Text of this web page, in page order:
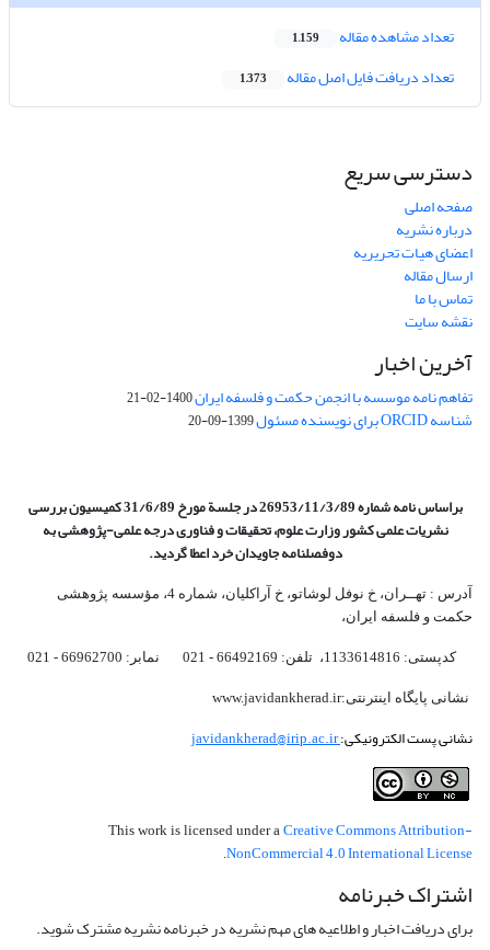
تعداد مشاهده مقاله 1,159
تعداد دریافت فایل اصل مقاله 1,373
دسترسی سریع
صفحه اصلی
درباره نشریه
اعضای هیات تحریریه
ارسال مقاله
تماس با ما
نقشه سایت
آخرین اخبار
تفاهم نامه موسسه با انجمن حکمت و فلسفه ایران1400-02-21
شناسه ORCID برای نویسنده مسئول 1399-09-20
براساس نامه شماره 26953/11/3/89 در جلسة مورخ 31/6/89 کمیسیون
بررسی
نشریات علمی کشور وزارت علوم، تحقیقات و فناوری درجه علمی‌-پژوهشیبه
دوفصلنامه جاویدان خرد اعطا گردید.
آدرس : تهــران، خ نوفل لوشاتو، خ آراکلیان، شماره 4،‌ مؤسسه پژوهشی
حکمت و فلسفه ایران،‌
کدپستی: 1133614816، تلفن: 66492169 - 021 نمابر: 66962700 - 021
نشانی پایگاه اینترنتی:www.javidankherad.ir
نشانی پست الکترونیکی:javidankherad@irip.ac.ir
This work is licensed under a Creative Commons Attribution-
NonCommercial 4.0 International License
.
اشتراک خبرنامه
برای دریافت اخبار و اطلاعیه های مهم نشریه در خبرنامه نشریه مشترک شوید.